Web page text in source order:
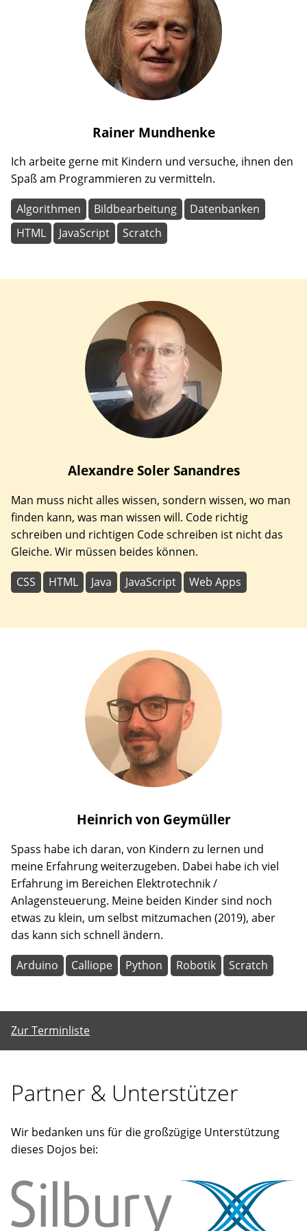
Rainer Mundhenke
Ich arbeite gerne mit Kindern und versuche, ihnen den
Spaß am Programmieren zu vermitteln.
Algorithmen Bildbearbeitung
Datenbanken
HTML
JavaScript Scratch
Alexandre Soler Sanandres
Man muss nicht alles wissen, sondern wissen, wo man
finden kann, was man wissen will. Code richtig
schreiben und richtigen Code schreiben ist nicht das
Gleiche. Wir müssen beides können.
CSS HTML Java JavaScript Web Apps
Heinrich von Geymüller
Spass habe ich daran, von Kindern zu lernen und
meine Erfahrung weiterzugeben. Dabei habe ich viel
Erfahrung im Bereichen Elektrotechnik /
Anlagensteuerung. Meine beiden Kinder sind noch
etwas zu klein, um selbst mitzumachen (2019), aber
das kann sich schnell ändern.
Arduino Calliope Python Robotik Scratch
Zur Terminliste
Partner & Unterstützer
Wir bedanken uns für die großzügige Unterstützung
dieses Dojos bei: